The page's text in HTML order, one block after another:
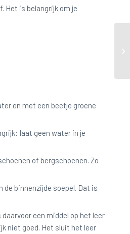
Het is belangrijk om je
en met een beetje groene
laat geen water in je
of bergschoenen. Zo
de binnenzijde soepel. Dat is
een middel op het leer
niet goed. Het sluit het leer